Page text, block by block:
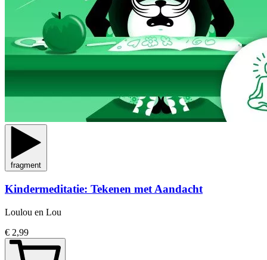
fragment
Kindermeditatie: Tekenen met Aandacht
Loulou en Lou
€ 2,99